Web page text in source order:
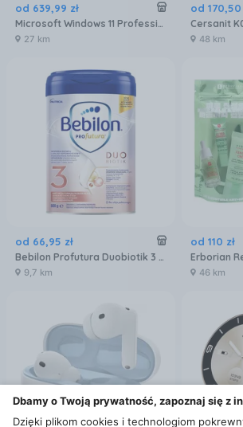
od 639,99 zł
Microsoft Windows 11 Professional 32/64 BiT
27 km
od 170,50
48 km
od 66,95 zł
Bebilon Profutura Duobiotik 3 formuła na bazie mleka po 1. roku życia 800 g
9,7 km
od 110 zł
46 km
Dbamy o Twoją prywatność, zapoznaj się z
Dzięki plikom cookies i technologiom